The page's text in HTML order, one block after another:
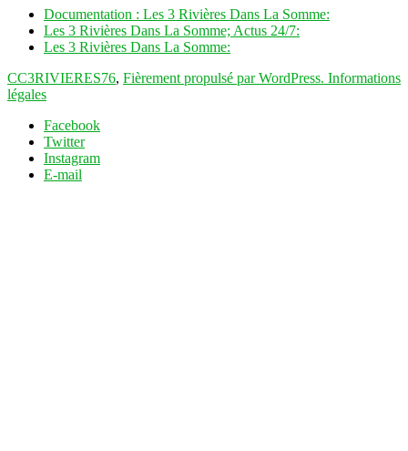
Documentation : Les 3 Rivières Dans La Somme:
Les 3 Rivières Dans La Somme; Actus 24/7:
Les 3 Rivières Dans La Somme:
CC3RIVIERES76, Fièrement propulsé par WordPress. Informations
légales
Facebook
Twitter
Instagram
E-mail